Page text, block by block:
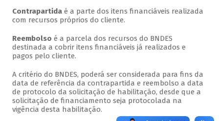
Contrapartidaé a parte dos itens financiáveis realizada
com recursos próprios do cliente.
Reembolso é a parcela dos recursos do BNDES
destinada a cobrir itens financiáveis já realizados e
pagos pelo cliente.
A critério do BNDES, poderá ser considerada para fins da
data de referência da contrapartida e reembolso a data
de protocolo da solicitação de habilitação, desde que a
solicitação de financiamento seja protocolada na
vigência desta habilitação.